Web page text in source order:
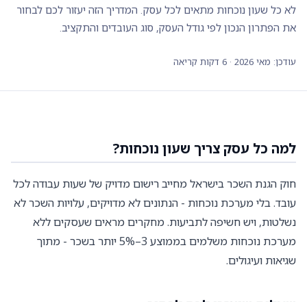
לא כל שעון נוכחות מתאים לכל עסק. המדריך הזה יעזור לכם לבחור
את הפתרון הנכון לפי גודל העסק, סוג העובדים והתקציב.
עודכן: מאי 2026 · 6 דקות קריאה
למה כל עסק צריך שעון נוכחות?
חוק הגנת השכר בישראל מחייב רישום מדויק של שעות עבודה לכל
עובד. בלי מערכת נוכחות - הנתונים לא מדויקים, עלויות השכר לא
נשלטות, ויש חשיפה לתביעות. מחקרים מראים שעסקים ללא
מערכת נוכחות משלמים בממוצע 3–5% יותר בשכר - מתוך
שגיאות ועיגולים.